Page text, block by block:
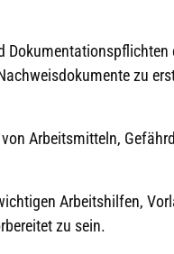
zu
Arbeitsmitteln,
Arbeitshilfen,
zu sein.